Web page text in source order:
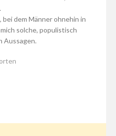
dem Männer ohnehin in
solche, populistisch
Aussagen.